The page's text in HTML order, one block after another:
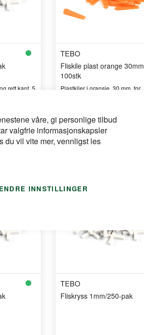
våre, gi personlige tilbud
valgfrie informasjonskapsler
du vil vite mer, vennligst les
ENDRE INNSTILLINGER
rett kant, 5
TEBO
Fliskile plast orange 30mm
100stk
Plastkiler i oransje, 30 mm, for
Logg inn for å se din
pris
TEBO
Fliskryss 1mm/250-pak